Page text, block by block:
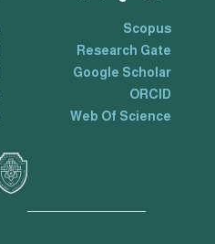
Scopus
Research Gate
Google Scholar
ORCID
Web Of Science